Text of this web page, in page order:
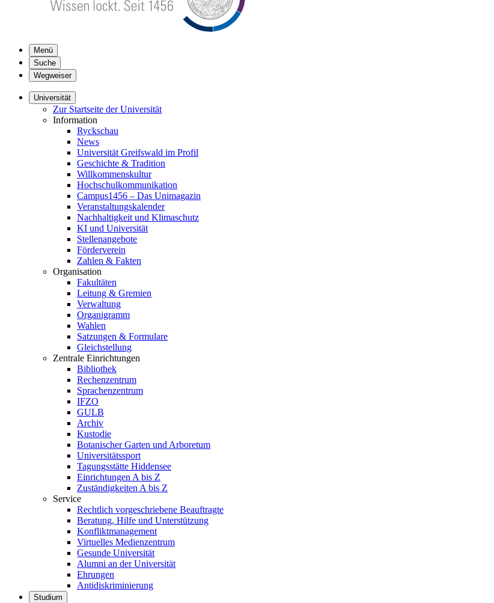
Menü
Suche
Wegweiser
Universität
Zur Startseite der Universität
Information
Ryckschau
News
Universität Greifswald im Profil
Geschichte & Tradition
Willkommenskultur
Hochschulkommunikation
Campus1456 – Das Unimagazin
Veranstaltungskalender
Nachhaltigkeit und Klimaschutz
KI und Universität
Stellenangebote
Förderverein
Zahlen & Fakten
Organisation
Fakultäten
Leitung & Gremien
Verwaltung
Organigramm
Wahlen
Satzungen & Formulare
Gleichstellung
Zentrale Einrichtungen
Bibliothek
Rechenzentrum
Sprachenzentrum
IFZO
GULB
Archiv
Kustodie
Botanischer Garten und Arboretum
Universitätssport
Tagungsstätte Hiddensee
Einrichtungen A bis Z
Zuständigkeiten A bis Z
Service
Rechtlich vorgeschriebene Beauftragte
Beratung, Hilfe und Unterstützung
Konfliktmanagement
Virtuelles Medienzentrum
Gesunde Universität
Alumni an der Universität
Ehrungen
Antidiskriminierung
Studium